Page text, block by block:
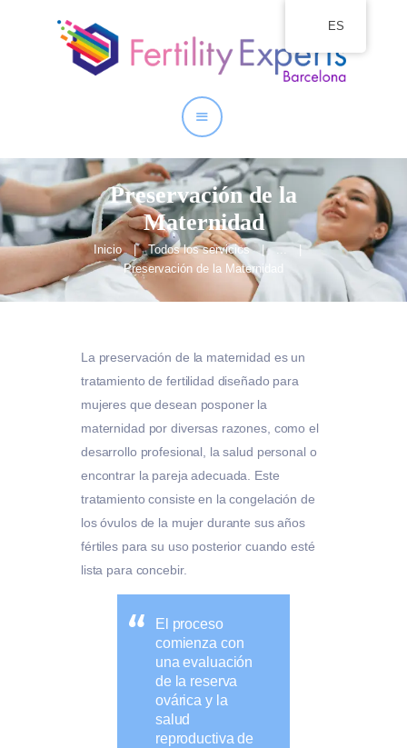
Preservación de la
Maternidad
Inicio Todos los servicios
...
Preservación de la Maternidad
Inicio
Nuestros Servicios
La preservación de la maternidad es un
tratamiento de fertilidad diseñado para
mujeres que desean posponer la
maternidad por diversas razones, como el
desarrollo profesional, la salud personal o
encontrar la pareja adecuada. Este
tratamiento consiste en la congelación de
los óvulos de la mujer durante sus años
fértiles para su uso posterior cuando esté
lista para concebir.
El proceso
comienza con
una evaluación
de la reserva
ovárica y la
salud
reproductiva de
ES